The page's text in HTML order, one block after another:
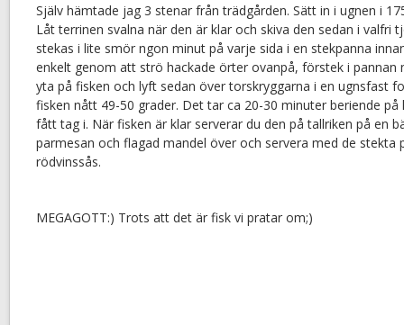
Själv hämtade jag 3 stenar från trädgården. Sätt in i ugnen i
Låt terrinen svalna när den är klar och skiva den sedan i valfri
stekas i lite smör ngon minut på varje sida i en stekpanna
enkelt genom att strö hackade örter ovanpå, förstek i pannan
yta på fisken och lyft sedan över torskryggarna i en ugnsfast
fisken nått 49-50 grader. Det tar ca 20-30 minuter beriende
fått tag i. När fisken är klar serverar du den på tallriken på en
parmesan och flagad mandel över och servera med de stekta
rödvinssås.
MEGAGOTT:) Trots att det är fisk vi pratar om;)